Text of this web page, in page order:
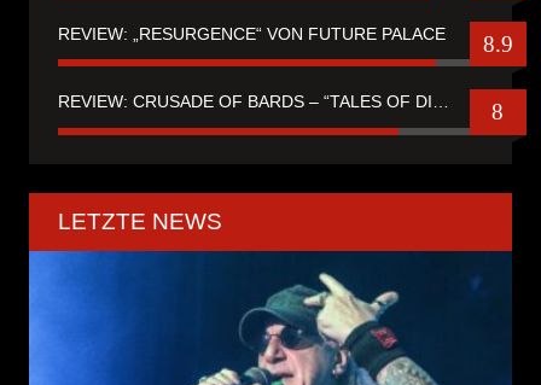
REVIEW: „RESURGENCE“ VON FUTURE PALACE 8.9
REVIEW: CRUSADE OF BARDS – “TALES OF DISTANT WORLDS“ 8
LETZTE NEWS